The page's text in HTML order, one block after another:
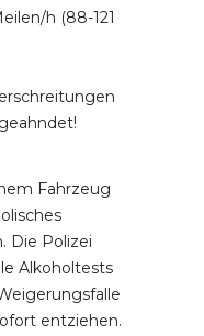
h (88-121
Fahrzeug
Die Polizei
Alkoholtests
entziehen.